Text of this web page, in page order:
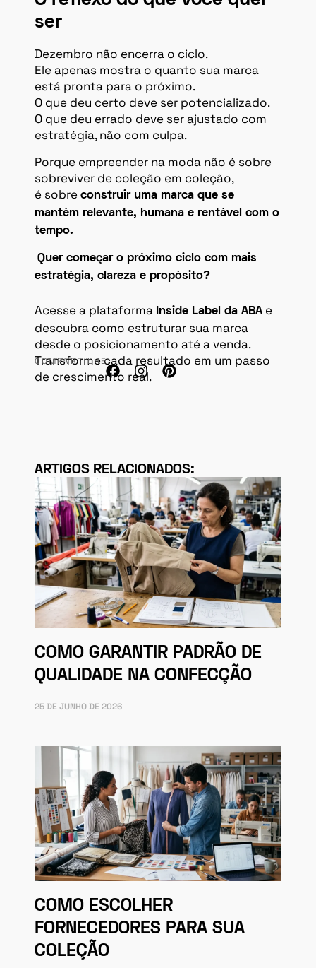
ser
Dezembro não encerra o ciclo.
Ele apenas mostra o quanto sua marca
está pronta para o próximo.
O que deu certo deve ser potencializado.
O que deu errado deve ser ajustado com
estratégia, não com culpa.
Porque empreender na moda não é sobre
sobreviver de coleção em coleção,
é sobre construir uma marca que se
mantém relevante, humana e rentável com o
tempo.
Quer começar o próximo ciclo com mais
estratégia, clareza e propósito?
Acesse a plataforma Inside Label da ABA e
descubra como estruturar sua marca
desde o posicionamento até a venda.
Transforme cada resultado em um passo
de crescimento real.
COMPARTILHE:
ARTIGOS RELACIONADOS:
COMO GARANTIR PADRÃO DE
QUALIDADE NA CONFECÇÃO
25 DE JUNHO DE 2026
COMO ESCOLHER
FORNECEDORES PARA SUA
COLEÇÃO